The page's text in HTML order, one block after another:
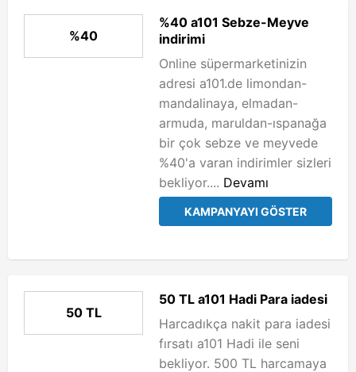
%40
%40 a101 Sebze-Meyve
indirimi
Online süpermarketinizin
adresi a101.de limondan-
mandalinaya, elmadan-
armuda, maruldan-ıspanağa
bir çok sebze ve meyvede
%40'a varan indirimler sizleri
bekliyor.... Devamı
KAMPANYAYI GÖSTER
50 TL
50 TL a101 Hadi Para iadesi
Harcadıkça nakit para iadesi
fırsatı a101 Hadi ile seni
bekliyor. 500 TL harcamaya